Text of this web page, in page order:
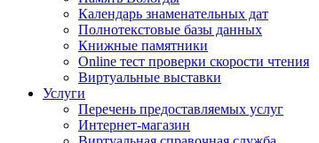
Календарь знаменательных дат
Полнотекстовые базы данных
Книжные памятники
Online тест проверки скорости чтения
Виртуальные выставки
Услуги
Перечень предоставляемых услуг
Интернет-магазин